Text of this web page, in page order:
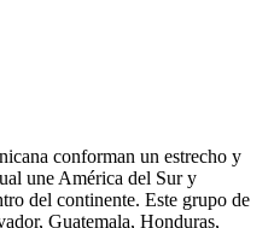
conforman un estrecho y
une América del Sur y
del continente. Este grupo de
Guatemala, Honduras,